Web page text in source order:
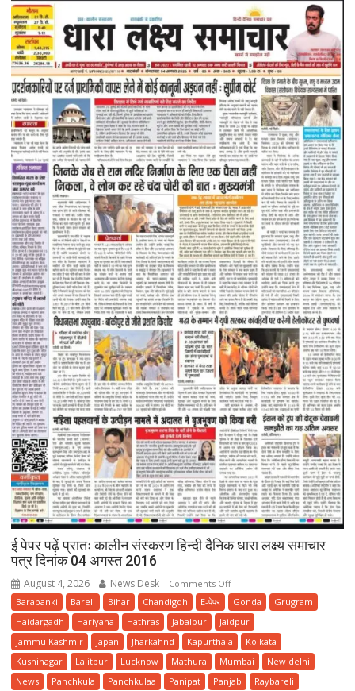
ई पेपर पढ़ें प्रातः कालीन संस्करण हिन्दी दैनिक धारा लक्ष्य समाचार
पत्र दिनांक 04 अगस्त 2016
August 4, 2026 News Desk Comments Offon
ई
पेपर
पढ़ें
प्रातः
कालीन
संस्करण
Barabanki Bareli Bihar Chandigdh E-पेपर Gonda
Grugram
Haidargadh
Hariyana Hathras Jabalpur
Jaidpur
Jammu Kashmir
Japan Jharkahnd Kapurthala
Kolkata
Kushinagar
Lalitpur Lucknow Mathura Mumbai
New delhi
News
Panchkula Panchkulaa Panipat Panjab
Raybareli